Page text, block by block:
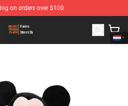
on orders over $100
Shop - The Best Store of Mickey